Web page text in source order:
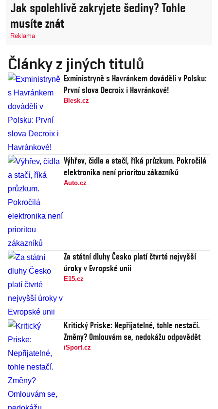
Jak spolehlivě zakryjete šediny? Tohle
musíte znát
Reklama
Články z jiných titulů
Exministryně s Havránkem dováděli v Polsku:
První slova Decroix i Havránkové!
Blesk.cz
Výhřev, čidla a stačí, říká průzkum. Pokročilá
elektronika není prioritou zákazníků
Auto.cz
Za státní dluhy Česko platí čtvrté nejvyšší
úroky v Evropské unii
E15.cz
Kritický Priske: Nepřijatelné, tohle nestačí.
Změny? Omlouvám se, nedokážu odpovědět
iSport.cz